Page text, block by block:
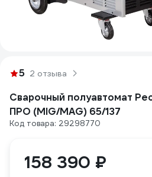
5 2 отзыва
Сварочный полуавтомат
ПРО (MIG/MAG) 65/137
Код товара: 29298770
158 390 ₽